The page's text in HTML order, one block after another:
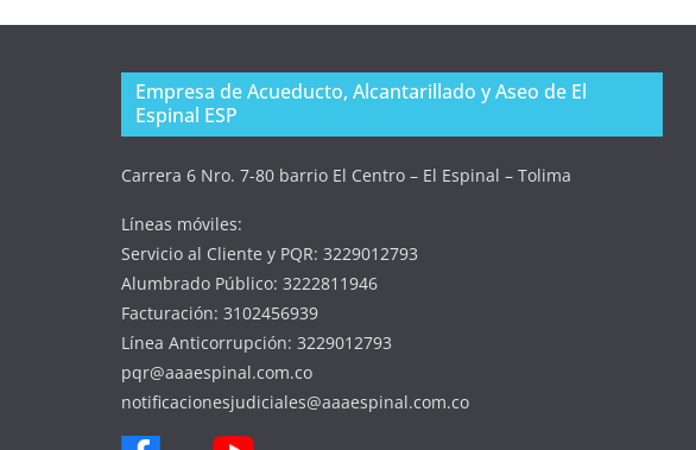
Empresa de Acueducto, Alcantarillado y Aseo de El
Espinal ESP
Carrera 6 Nro. 7-80 barrio El Centro – El Espinal – Tolima
Líneas móviles:
Servicio al Cliente y PQR: 3229012793
Alumbrado Público: 3222811946
Facturación: 3102456939
Línea Anticorrupción: 3229012793
pqr@aaaespinal.com.co
notificacionesjudiciales@aaaespinal.com.co